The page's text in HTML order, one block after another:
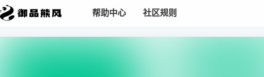
帮助中心 社区规则